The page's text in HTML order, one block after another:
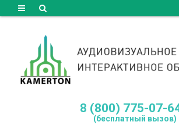
8 (800) 775-07-
(бесплатный вызов)